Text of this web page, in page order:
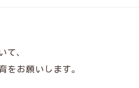
ランク有る方大歓迎！
務でプライベート充実！
て、
をお願いします。